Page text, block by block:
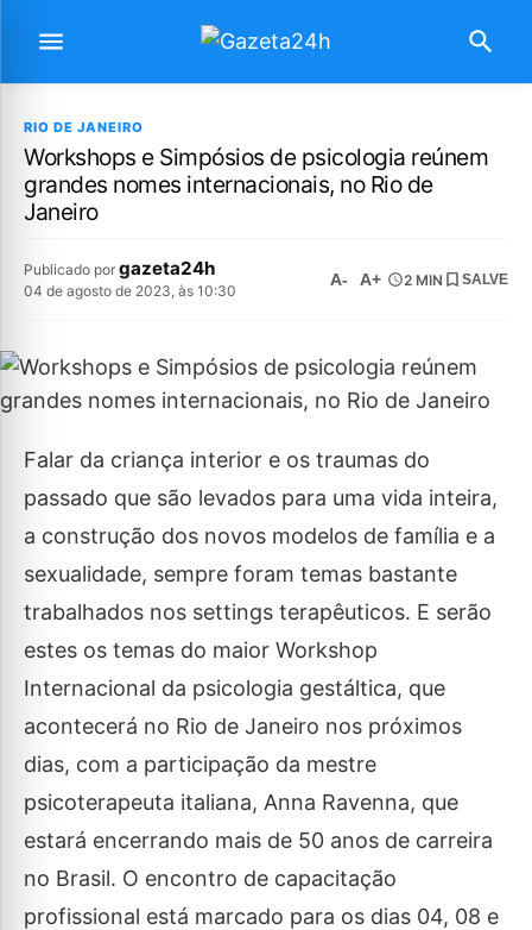
RIO DE JANEIRO
Workshops e Simpósios de psicologia reúnem
grandes nomes internacionais, no Rio de
Janeiro
Publicado por gazeta24h
04 de agosto de 2023, às 10:30
A- A+ 2 MIN SALVE
Falar da criança interior e os traumas do
passado que são levados para uma vida inteira,
a construção dos novos modelos de família e a
sexualidade, sempre foram temas bastante
trabalhados nos settings terapêuticos. E serão
estes os temas do maior Workshop
Internacional da psicologia gestáltica, que
acontecerá no Rio de Janeiro nos próximos
dias, com a participação da mestre
psicoterapeuta italiana, Anna Ravenna, que
estará encerrando mais de 50 anos de carreira
no Brasil. O encontro de capacitação
profissional está marcado para os dias 04, 08 e